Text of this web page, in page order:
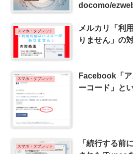
docomo/
スマホ・タブレット
メルカリ「利
りません」の
スマホ・タブレット
Facebook「
ーコード」と
スマホ・タブレット
「続行する前